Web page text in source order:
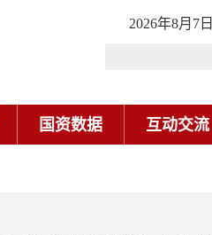
2026年8月7
国资数据 互动交流